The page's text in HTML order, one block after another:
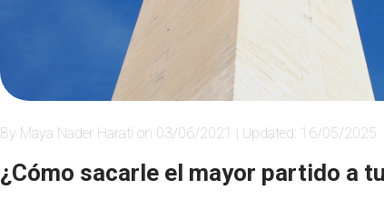
By Maya Nader Harati on 03/06/2021 | Updated: 16/05/2025
¿Cómo sacarle el mayor partido a